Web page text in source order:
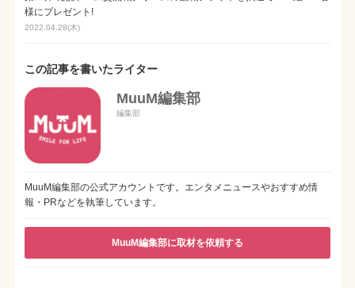
様にプレゼント!
2022.04.28(木)
この記事を書いたライター
MuuM編集部
編集部
MuuM編集部の公式アカウントです。エンタメニュースやおすすめ情
報・PRなどを執筆しています。
MuuM編集部に取材を依頼する